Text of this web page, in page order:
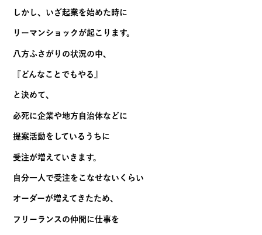
しかし、いざ起業を始めた時に
リーマンショックが起こります。
八方ふさがりの状況の中、
『どんなことでもやる』
と決めて、
必死に企業や地方自治体などに
提案活動をしているうちに
受注が増えていきます。
自分一人で受注をこなせないくらい
オーダーが増えてきたため、
フリーランスの仲間に仕事を